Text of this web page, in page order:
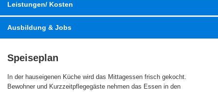
Leistungen/ Kosten
Ausbildung & Jobs
Speiseplan
In der hauseigenen Küche wird das Mittagessen frisch gekocht.
Bewohner und Kurzzeitpflegegäste nehmen das Essen in den